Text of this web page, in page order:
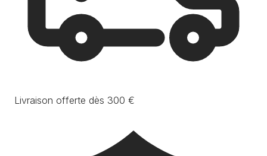
Livraison offerte dès 300 €